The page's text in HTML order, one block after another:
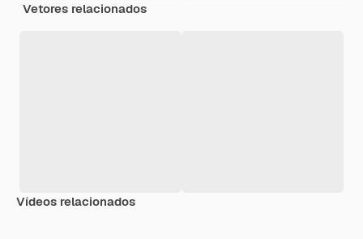
Vetores relacionados
Vídeos relacionados